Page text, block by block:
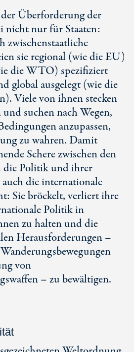
Überforderung der
nicht nur für Staaten:
zwischenstaatliche
sie regional (wie die EU)
die WTO) spezifiziert
global ausgelegt (wie die
Viele von ihnen stecken
suchen nach Wegen,
anzupassen,
zu wahren. Damit
Schere zwischen den
die Politik und ihrer
die internationale
Sie bröckelt, verliert ihre
Politik in
zu halten und die
Herausforderungen –
von
– zu bewältigen.